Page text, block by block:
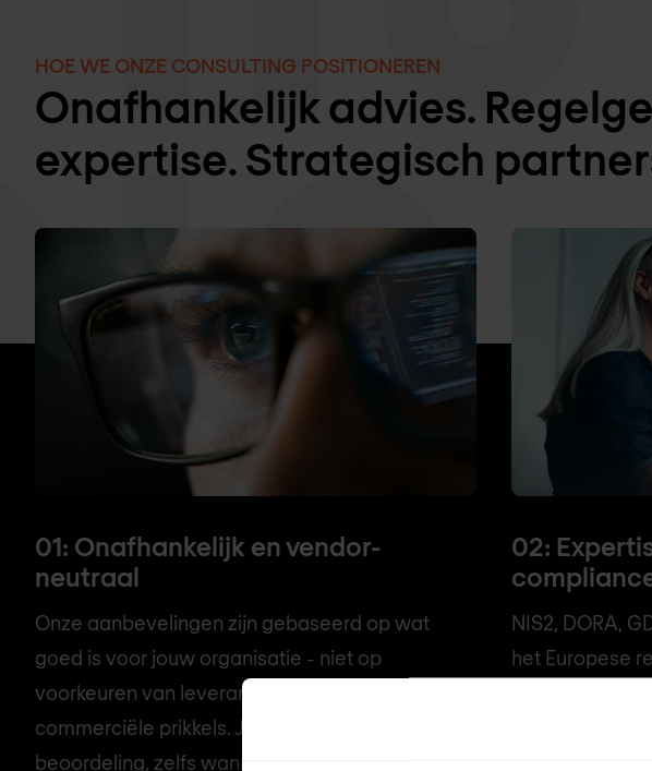
HOE WE ONZE CONSULTING POSITIONEREN
Onafhankelijk advies.
expertise. Strategisch
01: Onafhankelijk en vendor-
neutraal
Onze aanbevelingen zijn gebaseerd op wat
goed is voor jouw organisatie - niet op
voorkeuren van leveranciersrelaties of
commerciële prikkels. Je krijgt een eerlijke
beoordeling, zelfs wanneer het antwoord niet is
02:
NIS2, DORA,
het Europese